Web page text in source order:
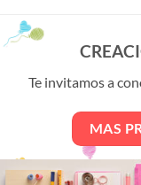
Te invitamos a
MAS